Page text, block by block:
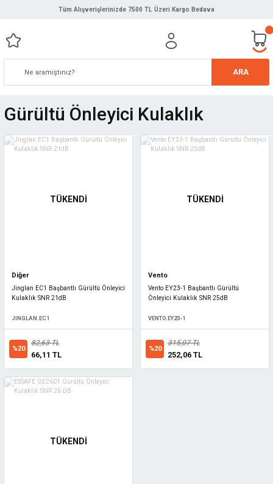
Tüm Alışverişlerinizde 7500 TL Üzeri Kargo Bedava
ARA
Gürültü Önleyici Kulaklık
TÜKENDİ
Diğer
Jinglan EC1 Başbantlı Gürültü Önleyici
Kulaklık SNR 21dB
JINGLAN.EC1
%20
82,63 TL
66,11 TL
TÜKENDİ
Vento
Vento EY23-1 Başbantlı Gürültü
Önleyici Kulaklık SNR 25dB
VENTO.EY23-1
%20
315,07 TL
252,06 TL
TÜKENDİ